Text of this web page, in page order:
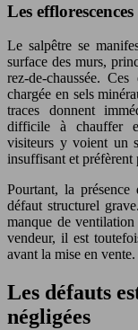
Les
Le salpêtre se
surface des murs,
rez-de-chaussée.
chargée en sels
traces donnent
difficile à chauffer
visiteurs y voient un
insuffisant et préfèrent
Pourtant, la présence
défaut structurel
manque de
vendeur, il est
avant la mise en vente.
Les défauts
négligées